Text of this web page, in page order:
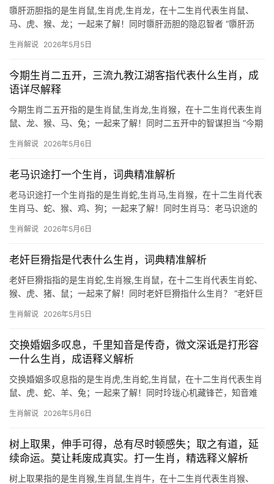
隳肝沥胆指的是生肖鼠,生肖虎,生肖龙，在十二生肖代表生肖鼠、
马、虎、猴、龙；一起来了解！同时隳肝沥胆的隐忍智者 “隳肝沥
一精神的化身，鼠辈虽小，却能在危机中展现惊人的毅力，正如
生肖解说 2026年5月5日
今期生肖二五开，三流九教江湖客指代表什么生肖，成
语详尽解释
今期生肖二五开指的是生肖鼠,生肖龙,生肖猴，在十二生肖代表生肖
鼠、龙、猴、马、兔；一起来了解！同时二五开中的智谋担当 “今期
生肖鼠，鼠辈虽小，却能以智破局，如同俗语“三流九教江湖客”中游
生肖解说 2026年5月6日
老马识途打一个生肖，词典精准解析
老马识途打一个生肖指的是生肖蛇,生肖马,生肖猴，在十二生肖代表
生肖马、蛇、猴、鸡、狗；一起来了解！同时生肖马：老马识途的
作用，若以生肖对应，生肖马无疑是最贴切的象征，马天性敏锐，
生肖解说 2026年5月6日
老奸巨猾指是代表什么生肖，词典精准解析
老奸巨猾指指的是生肖蛇,生肖猴,生肖鼠，在十二生肖代表生肖蛇、
猴、虎、猪、鼠；一起来了解！同时老奸巨猾指什么生肖？ “老奸巨
蛇与生肖猴最贴合这一特质。生肖蛇天生善于隐藏，谋定而后动，
生肖解说 2026年5月5日
交换婚姻多叹息，千里知音是传奇，微文深诋是打形容
一什么生肖，成语释义解析
交换婚姻多叹息指的是生肖虎,生肖蛇,生肖鼠，在十二生肖代表生肖
鼠、虎、蛇、羊、兔；一起来了解！同时玲珑心机藏锋芒，知音难
之首，天生聪慧却多疑，早年感情易因计较得失而错失良缘，29岁
生肖解说 2026年5月6日
树上取果，伸手可得，总有尽时顿感失；取之有道，延
续命运。莫让耗废成真实。打一生肖，精选释义解析
树上取果指的是生肖猴,生肖鼠,生肖牛，在十二生肖代表生肖猴、